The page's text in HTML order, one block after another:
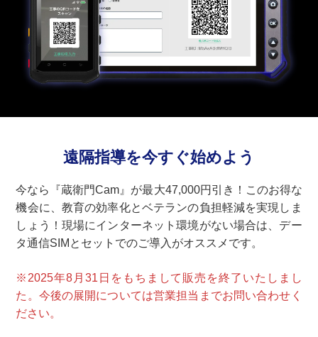
遠隔指導を今すぐ始めよう
今なら『蔵衛門Cam』が最大47,000円引き！このお得な
機会に、教育の効率化とベテランの負担軽減を実現しま
しょう！現場にインターネット環境がない場合は、デー
タ通信SIMとセットでのご導入がオススメです。
※2025年8月31日をもちまして販売を終了いたしまし
た。今後の展開については営業担当までお問い合わせく
ださい。